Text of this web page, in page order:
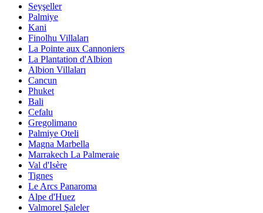
Seyşeller
Palmiye
Kani
Finolhu Villaları
La Pointe aux Cannoniers
La Plantation d'Albion
Albion Villaları
Cancun
Phuket
Bali
Cefalu
Gregolimano
Palmiye Oteli
Magna Marbella
Marrakech La Palmeraie
Val d'Isère
Tignes
Le Arcs Panaroma
Alpe d'Huez
Valmorel Şaleler